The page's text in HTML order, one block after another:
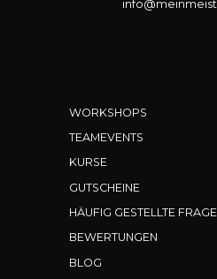
WORKSHOPS
TEAMEVENTS
KURSE
GUTSCHEINE
HÄUFIG GESTELLTE
BEWERTUNGEN
BLOG